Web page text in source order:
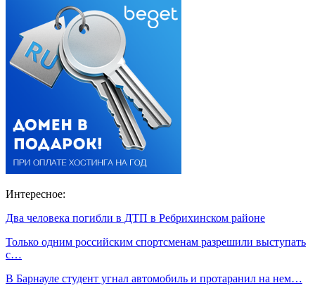
Интересное:
Два человека погибли в ДТП в Ребрихинском районе
Только одним российским спортсменам разрешили выступать
с…
В Барнауле студент угнал автомобиль и протаранил на нем…